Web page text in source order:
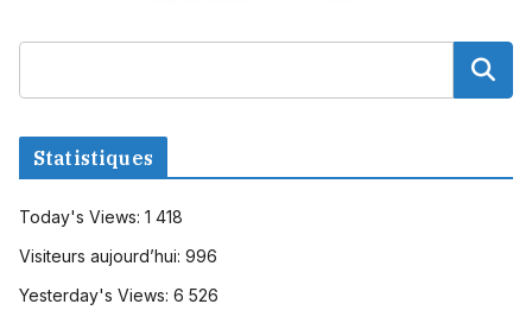
Statistiques
Today's Views: 1 418
Visiteurs aujourd’hui: 996
Yesterday's Views: 6 526